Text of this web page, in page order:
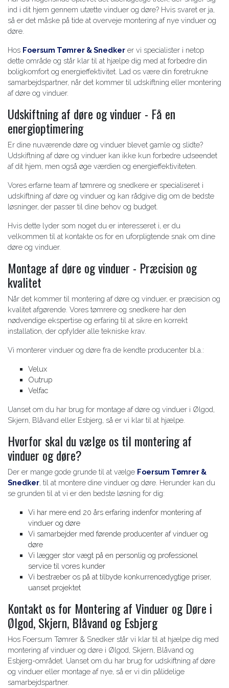
ind i dit hjem gennem utætte vinduer og døre? Hvis svaret er ja,
så er det måske på tide at overveje montering af nye vinduer og
døre.
Hos Foersum Tømrer & Snedker er vi specialister i netop
dette område og står klar til at hjælpe dig med at forbedre din
boligkomfort og energieffektivitet. Lad os være din foretrukne
samarbejdspartner, når det kommer til udskiftning eller montering
af døre og vinduer.
Udskiftning af døre og vinduer - Få en
energioptimering
Er dine nuværende døre og vinduer blevet gamle og slidte?
Udskiftning af døre og vinduer kan ikke kun forbedre udseendet
af dit hjem, men også øge værdien og energieffektiviteten.
Vores erfarne team af tømrere og snedkere er specialiseret i
udskiftning af døre og vinduer og kan rådgive dig om de bedste
løsninger, der passer til dine behov og budget.
Hvis dette lyder som noget du er interesseret i, er du
velkommen til at kontakte os for en uforpligtende snak om dine
døre og vinduer.
Montage af døre og vinduer - Præcision og
kvalitet
Når det kommer til montering af døre og vinduer, er præcision og
kvalitet afgørende. Vores tømrere og snedkere har den
nødvendige ekspertise og erfaring til at sikre en korrekt
installation, der opfylder alle tekniske krav.
Vi monterer vinduer og døre fra de kendte producenter bl.a.:
Velux
Outrup
Velfac
Uanset om du har brug for montage af døre og vinduer i Ølgod,
Skjern, Blåvand eller Esbjerg, så er vi klar til at hjælpe.
Hvorfor skal du vælge os til montering af
vinduer og døre?
Der er mange gode grunde til at vælge Foersum Tømrer &
Snedker, til at montere dine vinduer og døre. Herunder kan du
se grunden til at vi er den bedste løsning for dig:
Vi har mere end 20 års erfaring indenfor montering af
vinduer og døre
Vi samarbejder med førende producenter af vinduer og
døre
Vi lægger stor vægt på en personlig og professionel
service til vores kunder
Vi bestræber os på at tilbyde konkurrencedygtige priser,
uanset projektet
Kontakt os for Montering af Vinduer og Døre i
Ølgod, Skjern, Blåvand og Esbjerg
Hos Foersum Tømrer & Snedker står vi klar til at hjælpe dig med
montering af vinduer og døre i Ølgod, Skjern, Blåvand og
Esbjerg-området. Uanset om du har brug for udskiftning af døre
og vinduer eller montage af nye, så er vi din pålidelige
samarbejdspartner.